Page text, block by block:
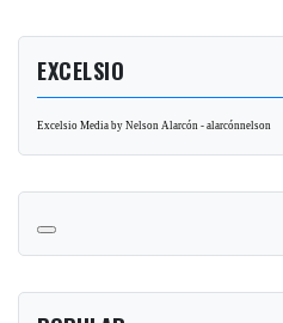
EXCELSIO
Excelsio Media by Nelson Alarcón - alarcónnelson